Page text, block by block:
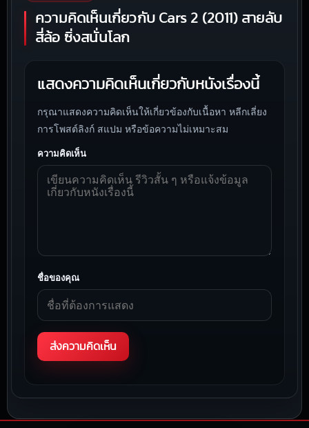
ความคิดเห็นเกี่ยวกับ Cars 2 (2011) สายลับ
สี่ล้อ ซิ่งสนั่นโลก
แสดงความคิดเห็นเกี่ยวกับหนังเรื่องนี้
กรุณาแสดงความคิดเห็นให้เกี่ยวข้องกับเนื้อหา หลีกเลี่ยง
การโพสต์ลิงก์ สแปม หรือข้อความไม่เหมาะสม
ความคิดเห็น
ชื่อของคุณ